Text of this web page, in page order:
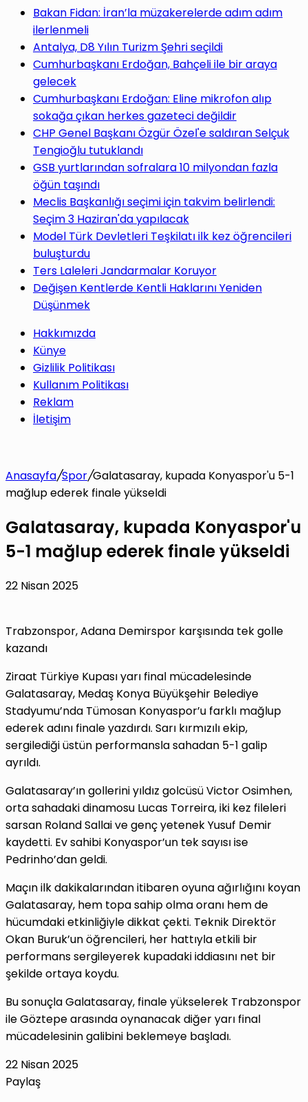
yap
...
Bakan Fidan: İran’la müzakerelerde adım adım
ilerlenmeli
Antalya, D8 Yılın Turizm Şehri seçildi
Cumhurbaşkanı Erdoğan, Bahçeli ile bir araya
gelecek
Cumhurbaşkanı Erdoğan: Eline mikrofon alıp
sokağa çıkan herkes gazeteci değildir
CHP Genel Başkanı Özgür Özel'e saldıran Selçuk
Tengioğlu tutuklandı
GSB yurtlarından sofralara 10 milyondan fazla
öğün taşındı
Meclis Başkanlığı seçimi için takvim belirlendi:
Seçim 3 Haziran'da yapılacak
Model Türk Devletleri Teşkilatı ilk kez öğrencileri
buluşturdu
Ters Laleleri Jandarmalar Koruyor
Değişen Kentlerde Kentli Haklarını Yeniden
Düşünmek
Hakkımızda
Künye
Gizlilik Politikası
Kullanım Politikası
Reklam
İletişim
Anasayfa/Spor/Galatasaray, kupada Konyaspor'u 5-1
mağlup ederek finale yükseldi
Galatasaray, kupada Konyaspor'u
5-1 mağlup ederek finale yükseldi
22 Nisan 2025
Trabzonspor, Adana Demirspor karşısında tek golle
kazandı
Ziraat Türkiye Kupası yarı final mücadelesinde
Galatasaray, Medaş Konya Büyükşehir Belediye
Stadyumu’nda Tümosan Konyaspor’u farklı mağlup
ederek adını finale yazdırdı. Sarı kırmızılı ekip,
sergilediği üstün performansla sahadan 5-1 galip
ayrıldı.
Galatasaray’ın gollerini yıldız golcüsü Victor Osimhen,
orta sahadaki dinamosu Lucas Torreira, iki kez fileleri
sarsan Roland Sallai ve genç yetenek Yusuf Demir
kaydetti. Ev sahibi Konyaspor’un tek sayısı ise
Pedrinho’dan geldi.
Maçın ilk dakikalarından itibaren oyuna ağırlığını koyan
Galatasaray, hem topa sahip olma oranı hem de
hücumdaki etkinliğiyle dikkat çekti. Teknik Direktör
Okan Buruk’un öğrencileri, her hattıyla etkili bir
performans sergileyerek kupadaki iddiasını net bir
şekilde ortaya koydu.
Bu sonuçla Galatasaray, finale yükselerek Trabzonspor
ile Göztepe arasında oynanacak diğer yarı final
mücadelesinin galibini beklemeye başladı.
22 Nisan 2025
Paylaş